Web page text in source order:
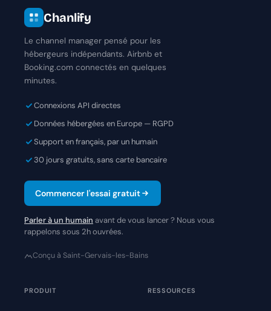
Chanlify
Le channel manager pensé pour les
hébergeurs indépendants. Airbnb et
Booking.com connectés en quelques
minutes.
Connexions API directes
Données hébergées en Europe — RGPD
Support en français, par un humain
30 jours gratuits, sans carte bancaire
Commencer l'essai gratuit
Parler à un humain avant de vous lancer ? Nous vous
rappelons sous 2h ouvrées.
Conçu à Saint-Gervais-les-Bains
PRODUIT RESSOURCES